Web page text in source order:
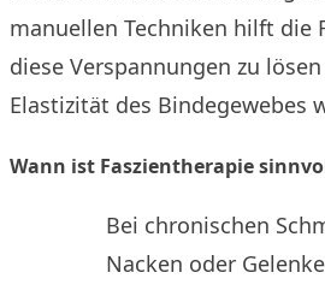
manuellen Techniken hilft die
diese Verspannungen zu
Elastizität des Bindegewebes
Wann ist Faszientherapie
Bei chronischen
Nacken oder